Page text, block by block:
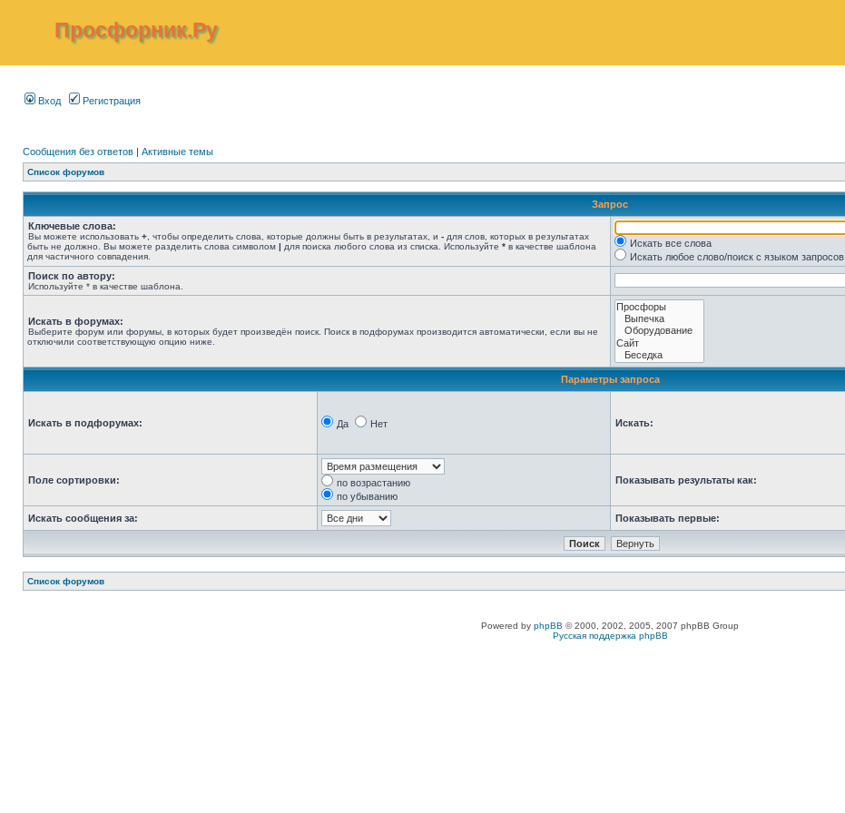
Просфорник.Ру
Вход Регистрация
Сообщения без ответов | Активные темы
Список форумов
Запрос
Ключевые слова:
Вы можете использовать + , чтобы определить слова, которые должны быть в результатах, и - для слов, которых в результатах
быть не должно. Вы можете разделить слова символом | для поиска любого слова из списка. Используйте * в качестве шаблона
для частичного совпадения.
Искать все слова
Искать любое слово/поиск с языком запросов
Поиск по автору:
Используйте * в качестве шаблона.
Искать в форумах:
Выберите форум или форумы, в которых будет произведён поиск. Поиск в подфорумах производится автоматически, если вы не
отключили соответствующую опцию ниже.
Параметры запроса
Искать в подфорумах: Да Нет Искать:
Поле сортировки:
по возрастанию
по убыванию
Показывать результаты как:
Искать сообщения за: Показывать первые:
Список форумов
Powered by phpBB © 2000, 2002, 2005, 2007 phpBB Group
Русская поддержка phpBB